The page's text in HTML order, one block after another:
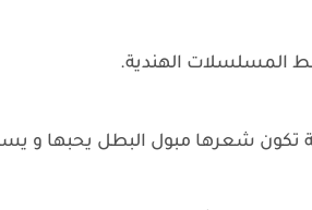
المسلسلات الهندية.
تكون شعرها مبول البطل يحبها و